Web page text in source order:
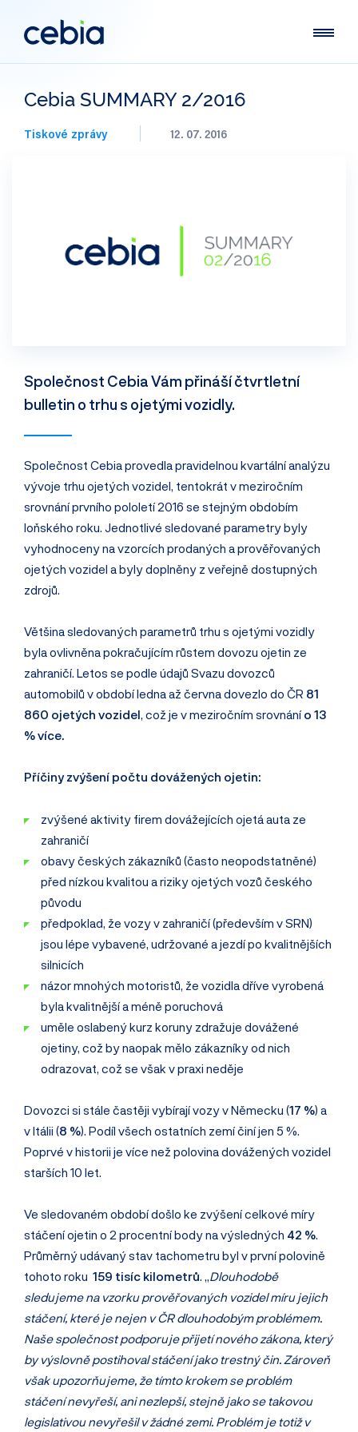
Cebia SUMMARY 2/2016
Tiskové zprávy 12. 07. 2016
Společnost Cebia Vám přináší čtvrtletní
bulletin o trhu s ojetými vozidly.
Společnost Cebia provedla pravidelnou kvartální analýzu
vývoje trhu ojetých vozidel, tentokrát v meziročním
srovnání prvního pololetí 2016 se stejným obdobím
loňského roku. Jednotlivé sledované parametry byly
vyhodnoceny na vzorcích prodaných a prověřovaných
ojetých vozidel a byly doplněny z veřejně dostupných
zdrojů.
Většina sledovaných parametrů trhu s ojetými vozidly
byla ovlivněna pokračujícím růstem dovozu ojetin ze
zahraničí. Letos se podle údajů Svazu dovozců
automobilů v období ledna až června dovezlo do ČR 81
860 ojetých vozidel, což je v meziročním srovnánío 13
% více.
Příčiny zvýšení počtu dovážených ojetin:
zvýšené aktivity firem dovážejících ojetá auta ze
zahraničí
obavy českých zákazníků (často neopodstatněné)
před nízkou kvalitou a riziky ojetých vozů českého
původu
předpoklad, že vozy v zahraničí (především v SRN)
jsou lépe vybavené, udržované a jezdí po kvalitnějších
silnicích
názor mnohých motoristů, že vozidla dříve vyrobená
byla kvalitnější a méně poruchová
uměle oslabený kurz koruny zdražuje dovážené
ojetiny, což by naopak mělo zákazníky od nich
odrazovat, což se však v praxi neděje
Dovozci si stále častěji vybírají vozy v Německu (17 %) a
v Itálii (8 %). Podíl všech ostatních zemí činí jen 5 %.
Poprvé v historii je více než polovina dovážených vozidel
starších 10 let.
Ve sledovaném období došlo ke zvýšení celkové míry
stáčení ojetin o 2 procentní body na výsledných 42 %.
Průměrný udávaný stav tachometru byl v první polovině
tohoto roku 159 tisíc kilometrů. „Dlouhodobě
sledujeme na vzorku prověřovaných vozidel míru jejich
stáčení, které je nejen v ČR dlouhodobým problémem.
Naše společnost podporuje přijetí nového zákona, který
by výslovně postihoval stáčení jako trestný čin. Zároveň
však upozorňujeme, že tímto krokem se problém
stáčení nevyřeší, ani nezlepší, stejně jako se takovou
legislativou nevyřešil v žádné zemi. Problém je totiž v